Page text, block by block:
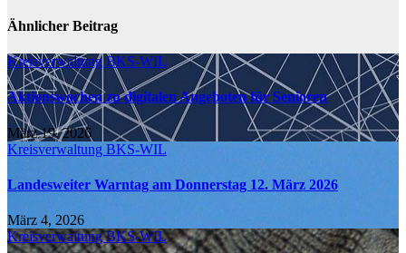
Ähnlicher Beitrag
Kreisverwaltung BKS-WIL
Aktionswochen zu digitalen Angeboten für Senioren
März 19, 2026
Kreisverwaltung BKS-WIL
Landesweiter Warntag am Donnerstag 12. März 2026
März 4, 2026
Kreisverwaltung BKS-WIL